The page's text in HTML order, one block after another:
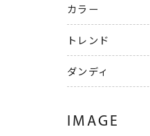
カラー
トレンド
ダンディ
IMAGE